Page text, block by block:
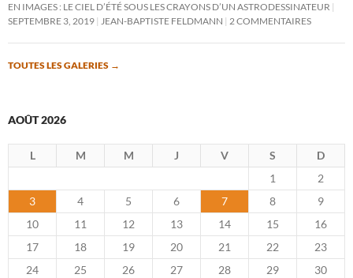
EN IMAGES : LE CIEL D’ÉTÉ SOUS LES CRAYONS D’UN ASTRODESSINATEUR
SEPTEMBRE 3, 2019 JEAN-BAPTISTE FELDMANN 2 COMMENTAIRES
TOUTES LES GALERIES →
AOÛT 2026
L M M J V S
D
1
2
3
4 5 6 7 8
9
10
11 12 13 14 15
16
17
18 19 20 21 22
23
24
25 26 27 28 29
30